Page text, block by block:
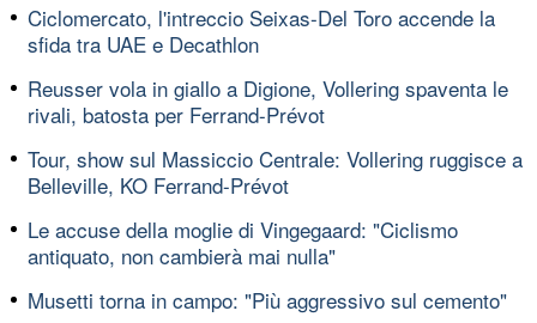
Ciclomercato, l'intreccio Seixas-Del Toro accende la
sfida tra UAE e Decathlon
Reusser vola in giallo a Digione, Vollering spaventa le
rivali, batosta per Ferrand-Prévot
Tour, show sul Massiccio Centrale: Vollering ruggisce a
Belleville, KO Ferrand-Prévot
Le accuse della moglie di Vingegaard: "Ciclismo
antiquato, non cambierà mai nulla"
Musetti torna in campo: "Più aggressivo sul cemento"